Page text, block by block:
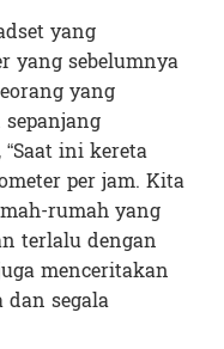
yang
yang sebelumnya
yang
ini kereta
per jam. Kita
rumah yang
terlalu dengan
menceritakan
segala